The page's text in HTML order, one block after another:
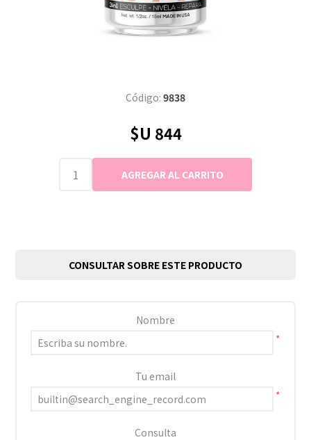
Código: 9838
$U 844
CONSULTAR SOBRE ESTE PRODUCTO
Nombre
*
Tu email
*
Consulta